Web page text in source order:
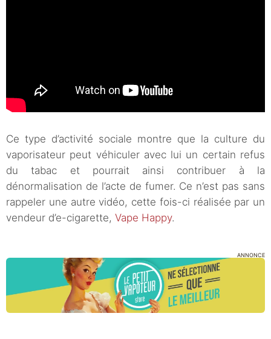
Ce type d’activité sociale montre que la culture du
vaporisateur peut véhiculer avec lui un certain refus
du tabac et pourrait ainsi contribuer à la
dénormalisation de l’acte de fumer. Ce n’est pas sans
rappeler une autre vidéo, cette fois-ci réalisée par un
vendeur d’e-cigarette, Vape Happy.
ANNONCE